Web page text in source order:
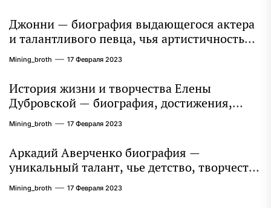
Джонни — биография выдающегося актера
и талантливого певца, чья артистичность
захватывает миллионы сердец
Mining_broth 17 Февраля 2023
История жизни и творчества Елены
Дубровской — биография, достижения,
интересные факты
Mining_broth 17 Февраля 2023
Аркадий Аверченко биография —
уникальный талант, чье детство, творчество
и литературное наследие продолжают
восхищать миллионы
Mining_broth 17 Февраля 2023